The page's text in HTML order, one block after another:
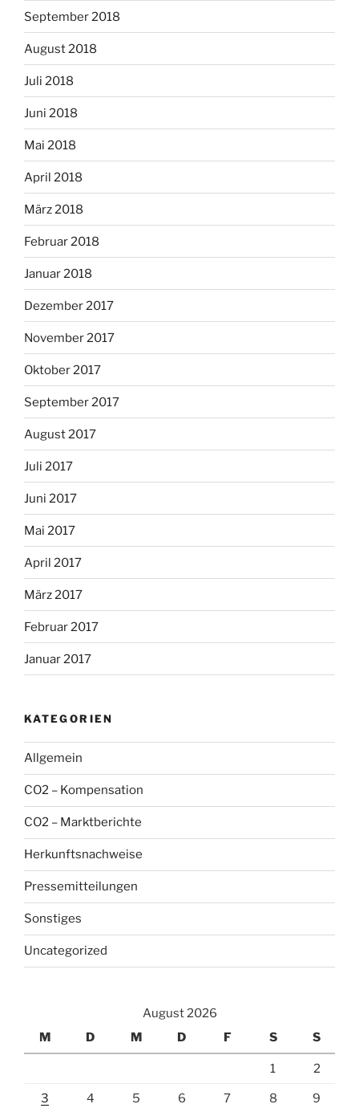
September 2018
August 2018
Juli 2018
Juni 2018
Mai 2018
April 2018
März 2018
Februar 2018
Januar 2018
Dezember 2017
November 2017
Oktober 2017
September 2017
August 2017
Juli 2017
Juni 2017
Mai 2017
April 2017
März 2017
Februar 2017
Januar 2017
KATEGORIEN
Allgemein
CO2 – Kompensation
CO2 – Marktberichte
Herkunftsnachweise
Pressemitteilungen
Sonstiges
Uncategorized
August 2026
M
D M D F S S
1 2
3 4 5 6 7 8 9